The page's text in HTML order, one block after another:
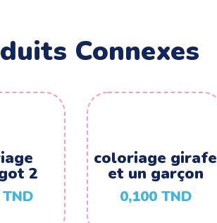
Connexes
2
TND
coloriage girafe
et un garçon
0,100 TND